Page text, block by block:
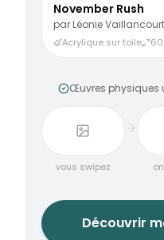
November Rush
par Léonie Vaillancourt
Acrylique sur toile
Œuvres physiques
vous swipez
Découvrir